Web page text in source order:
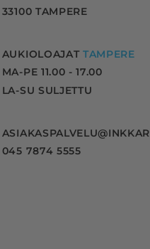
33100 TAMPERE
AUKIOLOAJAT TAMPERE
MA-PE 11.00 - 17.00
LA-SU SULJETTU
045 7874 5555